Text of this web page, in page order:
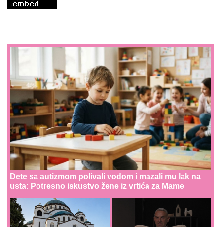
Dete sa autizmom polivali vodom i mazali mu lak na
usta: Potresno iskustvo žene iz vrtića za Mame